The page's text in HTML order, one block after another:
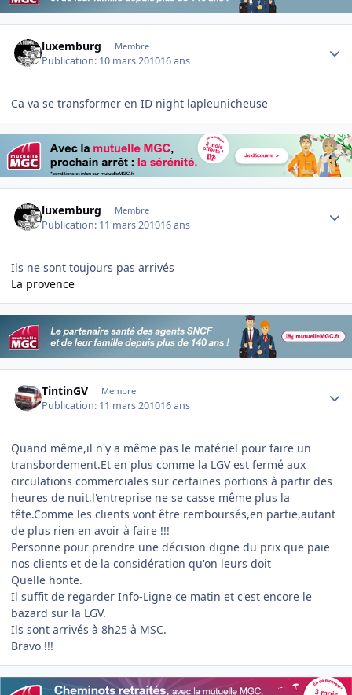
luxemburg Membre
Publication: 10 mars 201016 ans
Ca va se transformer en ID night lapleunicheuse
luxemburg Membre
Publication: 11 mars 201016 ans
Ils ne sont toujours pas arrivés
La provence
TintinGV Membre
Publication: 11 mars 201016 ans
Quand même,il n'y a même pas le matériel pour faire un
transbordement.Et en plus comme la LGV est fermé aux
circulations commerciales sur certaines portions à partir des
heures de nuit,l'entreprise ne se casse même plus la
tête.Comme les clients vont être remboursés,en partie,autant
de plus rien en avoir à faire !!!
Personne pour prendre une décision digne du prix que paie
nos clients et de la considération qu'on leurs doit
Quelle honte.
Il suffit de regarder Info-Ligne ce matin et c'est encore le
bazard sur la LGV.
Ils sont arrivés à 8h25 à MSC.
Bravo !!!